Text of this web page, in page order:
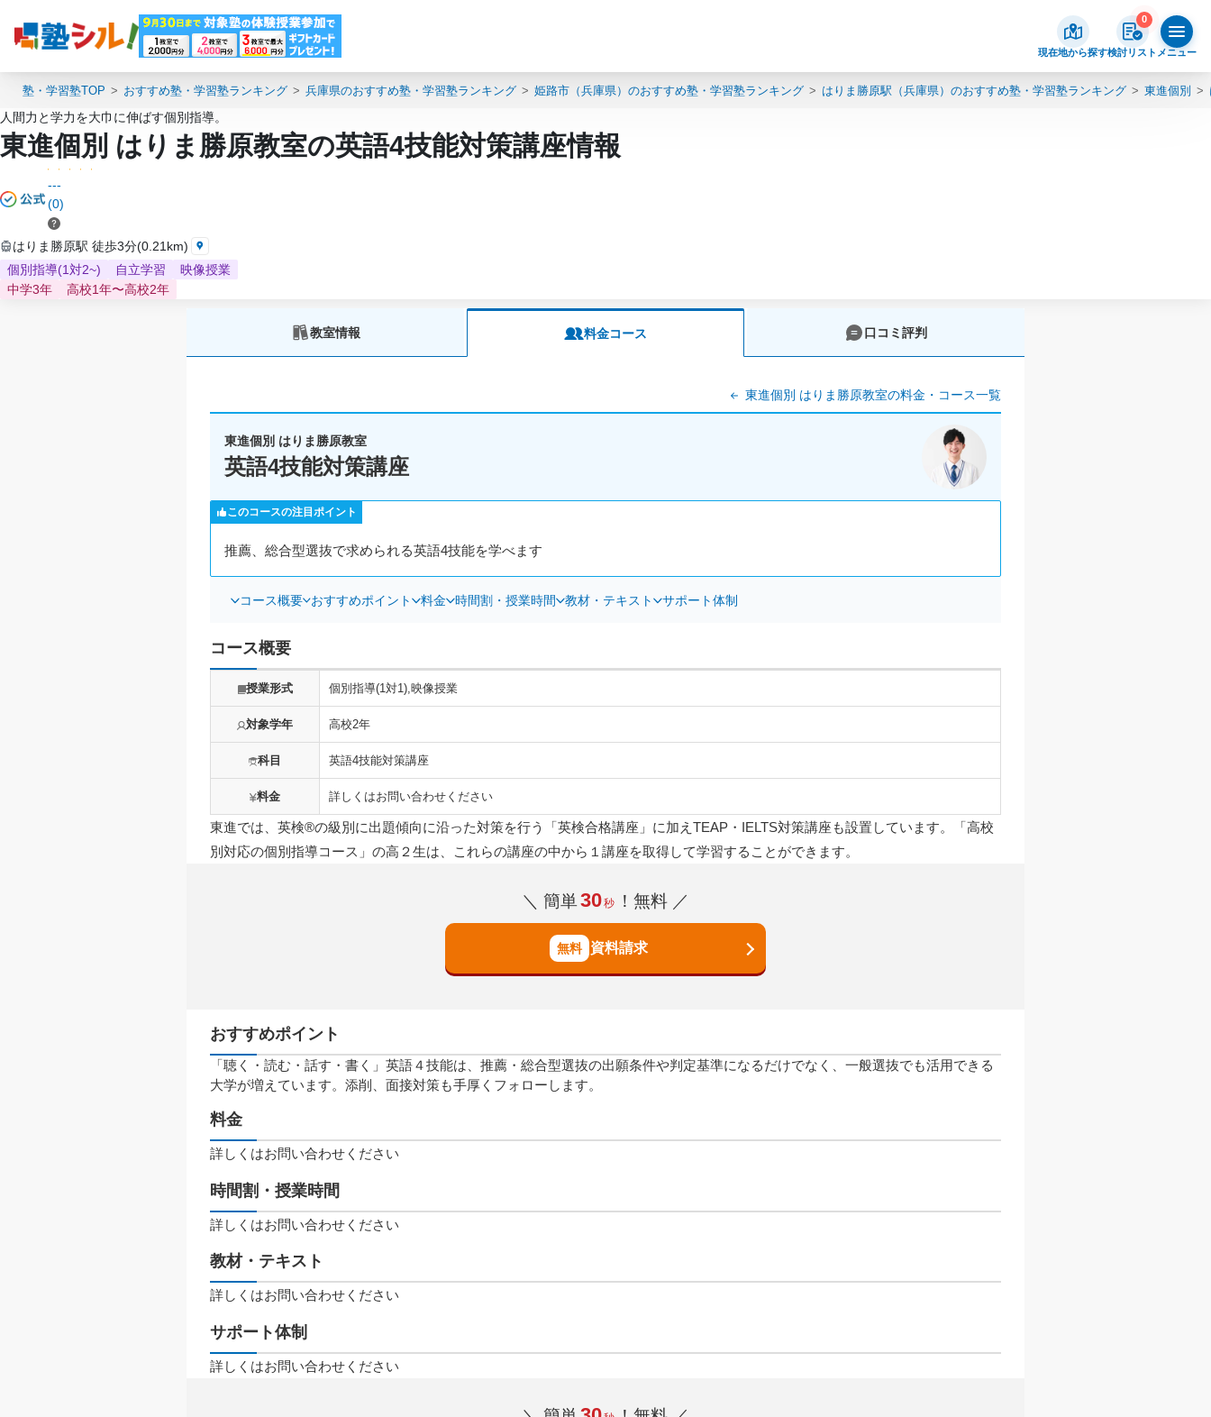
現在地から探す
0
検討リスト メニュー
塾・学習塾TOP おすすめ塾・学習塾ランキング 兵庫県のおすすめ塾・学習塾ランキング 姫路市（兵庫県）のおすすめ塾・学習塾ランキング はりま勝原駅（兵庫県）のおすすめ塾・学習塾ランキング 東進個別
人間力と学力を大巾に伸ばす個別指導。
東進個別 はりま勝原教室の英語4技能対策講座情報
---
(0)
はりま勝原駅 徒歩3分(0.21km)
個別指導(1対2~)
自立学習
映像授業
中学3年
高校1年〜高校2年
教室情報 料金コース 口コミ評判
東進個別 はりま勝原教室の料金・コース一覧
東進個別 はりま勝原教室
英語4技能対策講座
このコースの注目ポイント
推薦、総合型選抜で求められる英語4技能を学べます
コース概要 おすすめポイント 料金 時間割・授業時間 教材・テキスト サポート体制
コース概要
授業形式 個別指導(1対1),映像授業
対象学年 高校2年
科目 英語4技能対策講座
料金 詳しくはお問い合わせください
東進では、英検®の級別に出題傾向に沿った対策を行う「英検合格講座」に加えTEAP・IELTS対策講座も設置しています。「高校
別対応の個別指導コース」の高２生は、これらの講座の中から１講座を取得して学習することができます。
＼ 簡単30秒 ！無料 ／
資料請求
おすすめポイント
「聴く・読む・話す・書く」英語４技能は、推薦・総合型選抜の出願条件や判定基準になるだけでなく、一般選抜でも活用できる
大学が増えています。添削、面接対策も手厚くフォローします。
料金
詳しくはお問い合わせください
時間割・授業時間
詳しくはお問い合わせください
教材・テキスト
詳しくはお問い合わせください
サポート体制
詳しくはお問い合わせください